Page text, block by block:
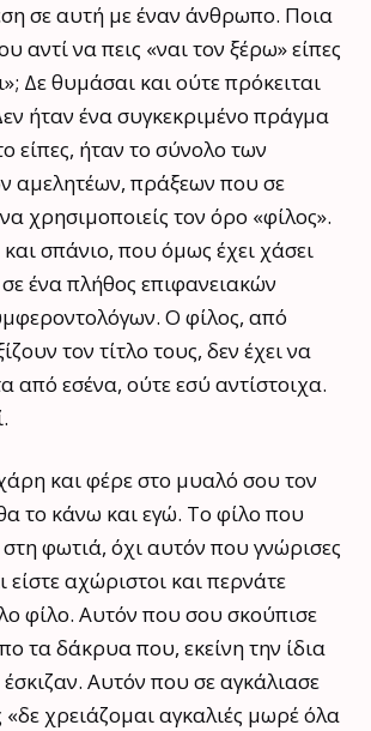
σε αυτή με έναν άνθρωπο. Ποια
αντί να πεις «ναι τον ξέρω» είπες
Δε θυμάσαι και ούτε πρόκειται
ήταν ένα συγκεκριμένο πράγμα
είπες, ήταν το σύνολο των
αμελητέων, πράξεων που σε
χρησιμοποιείς τον όρο «φίλος».
σπάνιο, που όμως έχει χάσει
ένα πλήθος επιφανειακών
Ο φίλος, από
τον τίτλο τους, δεν έχει να
από εσένα, ούτε εσύ αντίστοιχα.
και φέρε στο μυαλό σου τον
το κάνω και εγώ. Το φίλο που
στη φωτιά, όχι αυτόν που γνώρισες
είστε αχώριστοι και περνάτε
φίλο. Αυτόν που σου σκούπισε
τα δάκρυα που, εκείνη την ίδια
Αυτόν που σε αγκάλιασε
«δε χρειάζομαι αγκαλιές μωρέ όλα